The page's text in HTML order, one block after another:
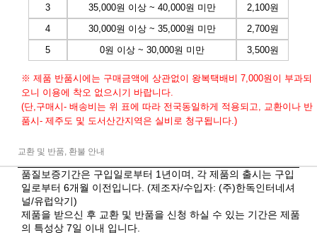
3
35,000원 이상 ~ 40,000원 미만
2,100원
4
30,000원 이상 ~ 35,000원 미만
2,700원
5
0원 이상 ~ 30,000원 미만 3,500원
※ 제품 반품시에는 구매금액에 상관없이 왕복택배비 7,000원이 부과되
오니 이용에 착오 없으시기 바랍니다.
(단,구매시- 배송비는 위 표에 따라 전국동일하게 적용되고, 교환이나 반
품시- 제주도 및 도서산간지역은 실비로 청구됩니다.)
교환 및 반품, 환불 안내
품질보증기간은 구입일로부터 1년이며, 각 제품의 출시는 구입
일로부터 6개월 이전입니다. (제조자/수입자: (주)한독인터네셔
널/유럽악기)
제품을 받으신 후 교환 및 반품을 신청 하실 수 있는 기간은 제품
의 특성상 7일 이내 입니다.